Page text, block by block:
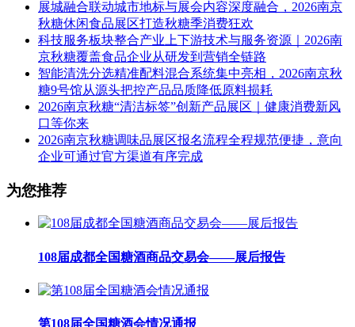
展城融合联动城市地标与展会内容深度融合，2026南京
秋糖休闲食品展区打造秋糖季消费狂欢
科技服务板块整合产业上下游技术与服务资源｜2026南
京秋糖覆盖食品企业从研发到营销全链路
智能清洗分选精准配料混合系统集中亮相，2026南京秋
糖9号馆从源头把控产品品质降低原料损耗
2026南京秋糖“清洁标签”创新产品展区｜健康消费新风
口等你来
2026南京秋糖调味品展区报名流程全程规范便捷，意向
企业可通过官方渠道有序完成
为您推荐
108届成都全国糖酒商品交易会——展后报告
第108届全国糖酒会情况通报